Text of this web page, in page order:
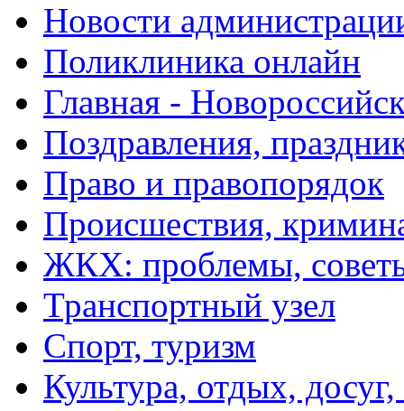
Новости
Поликлиника онлайн
Главная -
Поздравления,
Право и правопорядок
Происшествия,
ЖКХ: проблемы,
Транспортный узел
Спорт, туризм
Культура, отдых,